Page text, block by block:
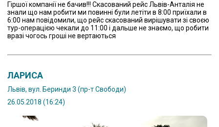
Гіршої компанії не бачив!!! Скасований рейс Львів-Анталія не
знали що нам робити ми повинні були летіти в 8:00 приїхали в
6:00 нам повідомили, що рейс скасований вирішувати зі своєю
тур-операцією чекали до 11:00 і дальше не знаємо, що робити
вразі чогось гроші не вертаються
ЛАРИСА
Львів, вул. Беринди 3 (пр-т Свободи)
26.05.2018 (16:24)